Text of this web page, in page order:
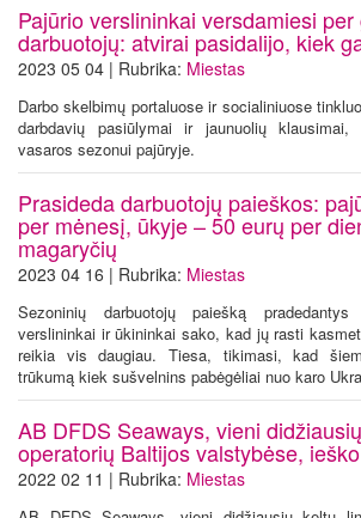
Pajūrio verslininkai versdamiesi
darbuotojų: atvirai pasidalijo, kiek
2023 05 04 | Rubrika: Miestas
Darbo skelbimų portaluose ir socialiniuose
darbdavių pasiūlymai ir jaunuolių
vasaros sezonui pajūryje.
Prasideda darbuotojų paieškos:
per mėnesį, ūkyje – 50 eurų per
magaryčių
2023 04 16 | Rubrika: Miestas
Sezoninių darbuotojų paiešką pradedantys
verslininkai ir ūkininkai sako, kad jų rasti
reikia vis daugiau. Tiesa, tikimasi, kad
trūkumą kiek sušvelnins pabėgėliai nuo karo
AB DFDS Seaways, vieni
operatorių Baltijos valstybėse,
2022 02 11 | Rubrika: Miestas